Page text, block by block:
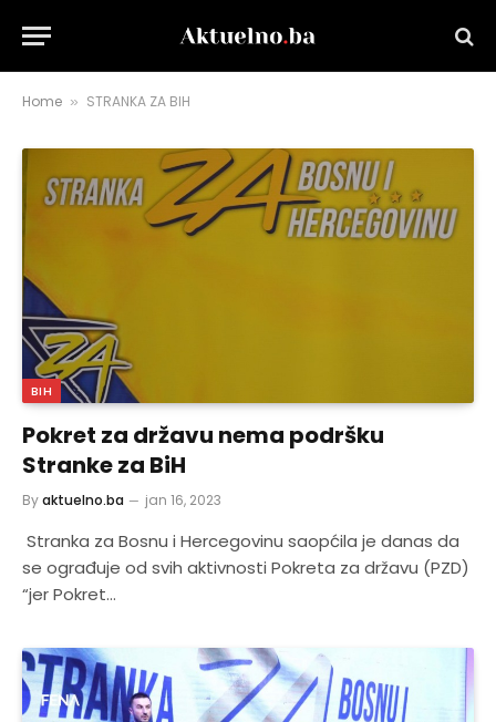
Home » STRANKA ZA BIH
BIH
Pokret za državu nema podršku
Stranke za BiH
Byaktuelno.ba jan 16, 2023
Stranka za Bosnu i Hercegovinu saopćila je danas da
se ograđuje od svih aktivnosti Pokreta za državu (PZD)
“jer Pokret…